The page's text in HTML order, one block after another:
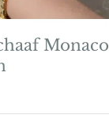
Monaco